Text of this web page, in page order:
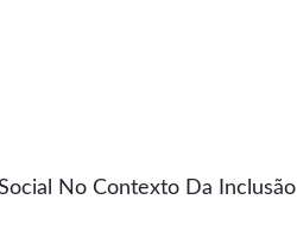
No Contexto Da Inclusão